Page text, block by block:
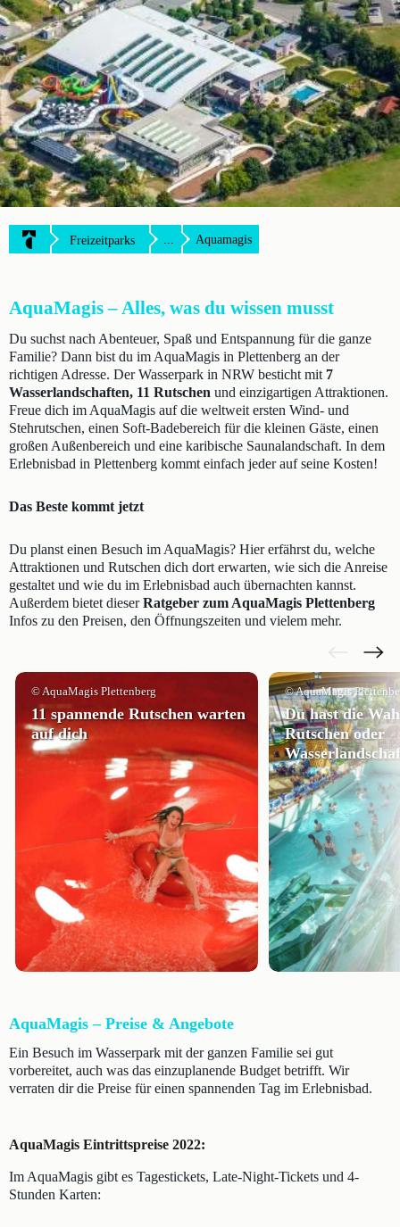
Freizeitparks ... Aquamagis
AquaMagis – Alles, was du wissen musst
Du suchst nach Abenteuer, Spaß und Entspannung für die ganze
Familie? Dann bist du im AquaMagis in Plettenberg an der
richtigen Adresse. Der Wasserpark in NRW besticht mit 7
Wasserlandschaften, 11 Rutschen und einzigartigen Attraktionen.
Freue dich im AquaMagis auf die weltweit ersten Wind- und
Stehrutschen, einen Soft-Badebereich für die kleinen Gäste, einen
großen Außenbereich und eine karibische Saunalandschaft. In dem
Erlebnisbad in Plettenberg kommt einfach jeder auf seine Kosten!
Das Beste kommt jetzt
Du planst einen Besuch im AquaMagis? Hier erfährst du, welche
Attraktionen und Rutschen dich dort erwarten, wie sich die Anreise
gestaltet und wie du im Erlebnisbad auch übernachten kannst.
Außerdem bietet dieserRatgeber zum AquaMagis Plettenberg
Infos zu den Preisen, den Öffnungszeiten und vielem mehr.
© AquaMagis Plettenberg
11 spannende Rutschen warten
auf dich
© AquaMagis
Du hast die
Rutschen oder
AquaMagis – Preise & Angebote
Ein Besuch im Wasserpark mit der ganzen Familie sei gut
vorbereitet, auch was das einzuplanende Budget betrifft. Wir
verraten dir die Preise für einen spannenden Tag im Erlebnisbad.
AquaMagis Eintrittspreise 2022:
Im AquaMagis gibt es Tagestickets, Late-Night-Tickets und 4-
Stunden Karten: